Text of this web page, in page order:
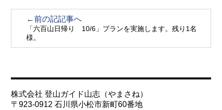
←前の記記事へ
「六百山日帰り 10/6」プランを実施します。残り1名
様。
株式会社 登山ガイド山志（やまさね）
〒923-0912 石川県小松市新町60番地